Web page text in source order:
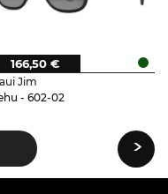
Jim
- 602-02
166,50 €
›